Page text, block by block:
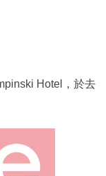
Hotel，於去